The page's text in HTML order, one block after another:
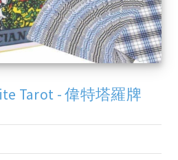
Tarot - 偉特塔羅牌